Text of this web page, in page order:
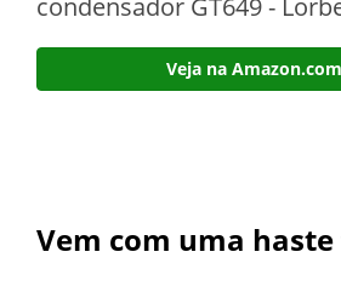
Veja na
Vem com uma